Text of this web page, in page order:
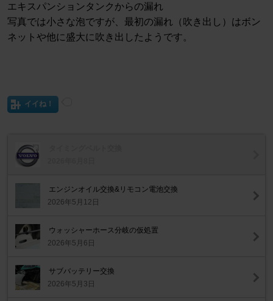
エキスパンションタンクからの漏れ
写真では小さな泡ですが、最初の漏れ（吹き出し）はボン
ネットや他に盛大に吹き出したようです。
イイね！
エンジンオイル交換&リモコン電池交換
2026年5月12日
ウォッシャーホース分岐の仮処置
2026年5月6日
サブバッテリー交換
2026年5月3日